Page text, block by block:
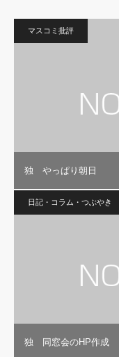
マスコミ批評
独 やっぱり朝日
日記・コラム・つぶやき
独 同窓会のHP作成